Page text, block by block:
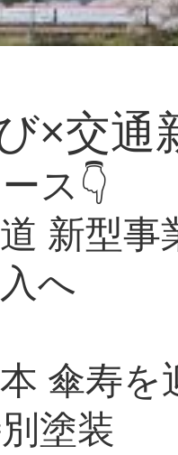
×交通
ス👇
新型
へ
傘寿
塗装